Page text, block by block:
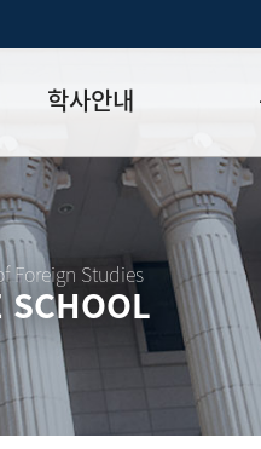
학사안내
학사일정표
강의시간표
수업
학적
장학
외국어시험
종합시험
제 규정
학위논
논문작
양식함
논문지도_
학위논
연구윤
연구윤
연구윤리
Foreign Studies
SCHOOL